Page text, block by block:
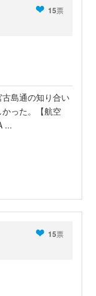
15票
島通の知り合い
った。【航空
...
15票